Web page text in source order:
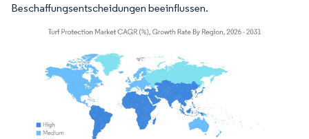
Beschaffungsentscheidungen beeinflussen.